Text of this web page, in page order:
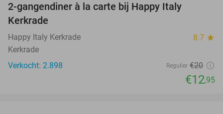
2-gangendiner à la carte bij Happy Italy
Kerkrade
Happy Italy Kerkrade 8.7 star
Kerkrade
Verkocht: 2.898
Regulier €20
€12,95